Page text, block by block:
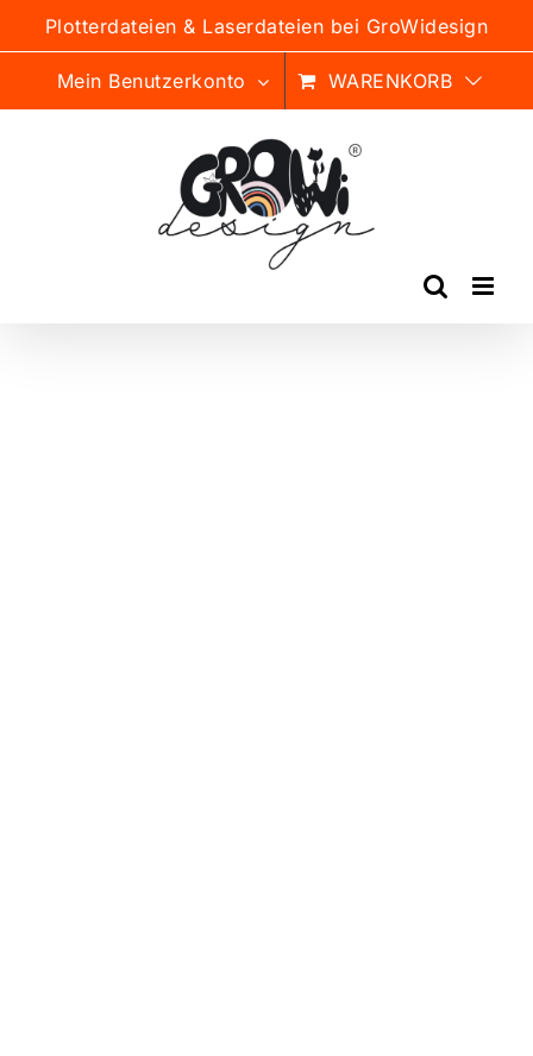
Inhalt
Plotterdateien & Laserdateien bei GroWidesign
Mein Benutzerkonto WARENKORB